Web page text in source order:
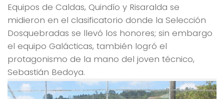
Equipos de Caldas, Quindío y Risaralda se
midieron en el clasificatorio donde la Selección
Dosquebradas se llevó los honores; sin embargo
el equipo Galácticas, también logró el
protagonismo de la mano del joven técnico,
Sebastián Bedoya.